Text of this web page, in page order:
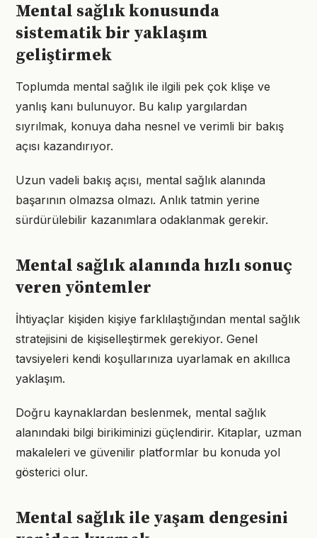
Mental sağlık konusunda
sistematik bir yaklaşım
geliştirmek
Toplumda mental sağlık ile ilgili pek çok klişe ve
yanlış kanı bulunuyor. Bu kalıp yargılardan
sıyrılmak, konuya daha nesnel ve verimli bir bakış
açısı kazandırıyor.
Uzun vadeli bakış açısı, mental sağlık alanında
başarının olmazsa olmazı. Anlık tatmin yerine
sürdürülebilir kazanımlara odaklanmak gerekir.
Mental sağlık alanında hızlı sonuç
veren yöntemler
İhtiyaçlar kişiden kişiye farklılaştığından mental sağlık
stratejisini de kişiselleştirmek gerekiyor. Genel
tavsiyeleri kendi koşullarınıza uyarlamak en akıllıca
yaklaşım.
Doğru kaynaklardan beslenmek, mental sağlık
alanındaki bilgi birikiminizi güçlendirir. Kitaplar, uzman
makaleleri ve güvenilir platformlar bu konuda yol
gösterici olur.
Mental sağlık ile yaşam dengesini